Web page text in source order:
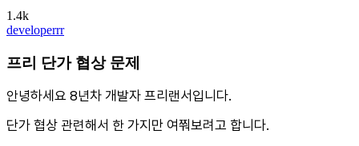
1.4k
developerrr
프리 단가 협상 문제
안녕하세요 8년차 개발자 프리랜서입니다.
단가 협상 관련해서 한 가지만 여쭤보려고 합니다.